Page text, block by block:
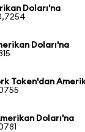
Doları'na
Doları'na
Token'dan
Doları'na